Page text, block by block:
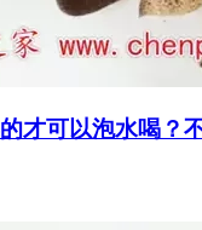
才可以泡水喝？